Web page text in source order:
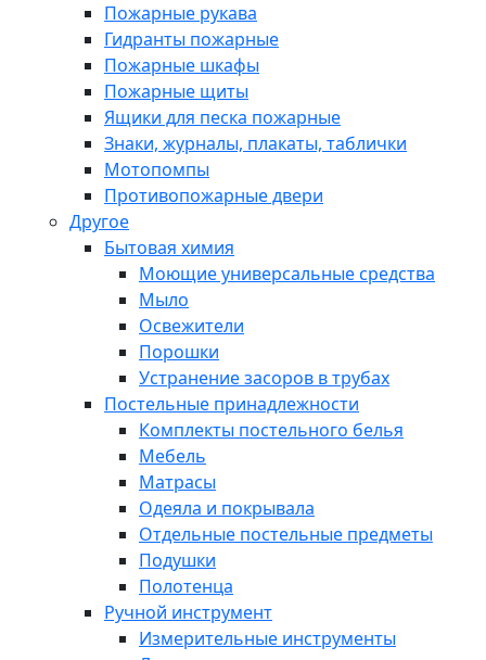
Пожарные рукава
Гидранты пожарные
Пожарные шкафы
Пожарные щиты
Ящики для песка пожарные
Знаки, журналы, плакаты, таблички
Мотопомпы
Противопожарные двери
Другое
Бытовая химия
Моющие универсальные средства
Мыло
Освежители
Порошки
Устранение засоров в трубах
Постельные принадлежности
Комплекты постельного белья
Мебель
Матрасы
Одеяла и покрывала
Отдельные постельные предметы
Подушки
Полотенца
Ручной инструмент
Измерительные инструменты